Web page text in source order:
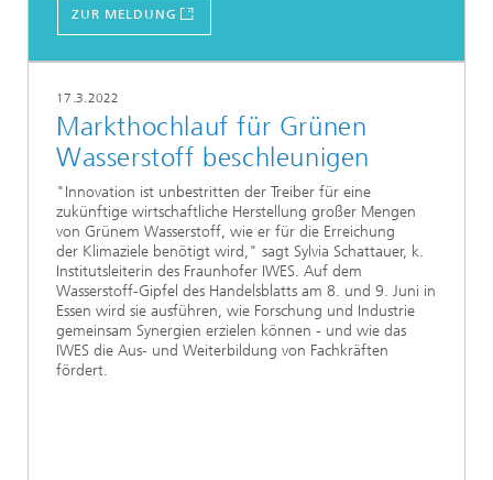
ZUR MELDUNG
17.3.2022
Markthochlauf für Grünen
Wasserstoff beschleunigen
"Innovation ist unbestritten der Treiber für eine
zukünftige wirtschaftliche Herstellung großer Mengen
von Grünem Wasserstoff, wie er für die Erreichung
der Klimaziele benötigt wird," sagt Sylvia Schattauer, k.
Institutsleiterin des Fraunhofer IWES. Auf dem
Wasserstoff-Gipfel des Handelsblatts am 8. und 9. Juni in
Essen wird sie ausführen, wie Forschung und Industrie
gemeinsam Synergien erzielen können - und wie das
IWES die Aus- und Weiterbildung von Fachkräften
fördert.